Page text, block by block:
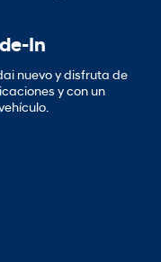
In
nuevo y disfruta de
y con un